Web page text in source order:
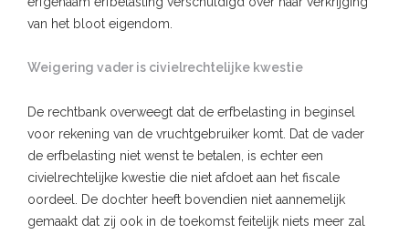
van het bloot eigendom.
Weigering vader is civielrechtelijke kwestie
De rechtbank overweegt dat de erfbelasting in beginsel
voor rekening van de vruchtgebruiker komt. Dat de vader
de erfbelasting niet wenst te betalen, is echter een
civielrechtelijke kwestie die niet afdoet aan het fiscale
oordeel. De dochter heeft bovendien niet aannemelijk
gemaakt dat zij ook in de toekomst feitelijk niets meer zal